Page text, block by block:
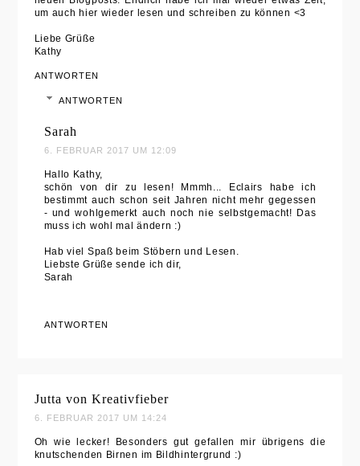
um auch hier wieder lesen und schreiben zu können <3
Liebe Grüße
Kathy
ANTWORTEN
ANTWORTEN
Sarah
6. FEBRUAR 2017 UM 12:09
Hallo Kathy,
schön von dir zu lesen! Mmmh... Eclairs habe ich
bestimmt auch schon seit Jahren nicht mehr gegessen
- und wohlgemerkt auch noch nie selbstgemacht! Das
muss ich wohl mal ändern :)
Hab viel Spaß beim Stöbern und Lesen.
Liebste Grüße sende ich dir,
Sarah
ANTWORTEN
Jutta von Kreativfieber
6. FEBRUAR 2017 UM 14:24
Oh wie lecker! Besonders gut gefallen mir übrigens die
knutschenden Birnen im Bildhintergrund :)